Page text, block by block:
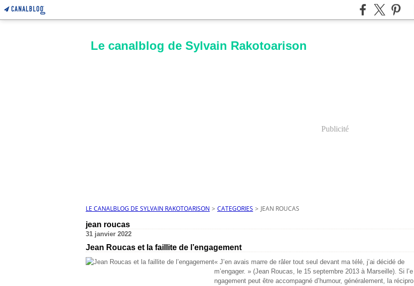
Le canalblog de Sylvain Rakotoarison
Publicité
LE CANALBLOG DE SYLVAIN RAKOTOARISON > CATEGORIES > JEAN ROUCAS
jean roucas
31 janvier 2022
Jean Roucas et la faillite de l’engagement
« J’en avais marre de râler tout seul devant ma télé, j’ai décidé de
m’engager. » (Jean Roucas, le 15 septembre 2013 à Marseille). Si l’e
ngagement peut être accompagné d’humour, généralement, la récipro